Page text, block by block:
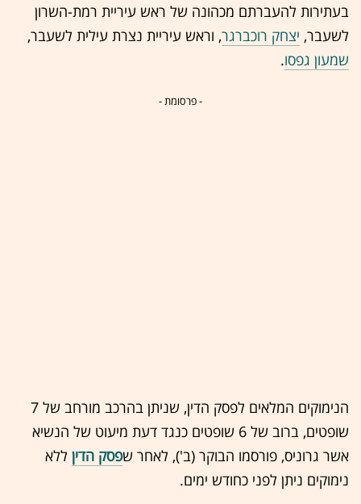
בעתירות להעברתם מכהונה של ראש עיריית רמת-השרון
לשעבר, יצחק רוכברגר, וראש עיריית נצרת עילית לשעבר,
שמעון גפסו.
- פרסומת -
הנימוקים המלאים לפסק הדין, שניתן בהרכב מורחב של 7
שופטים, ברוב של 6 שופטים כנגד דעת מיעוט של הנשיא
אשר גרוניס, פורסמו הבוקר (ב'), לאחר שפסק הדין ללא
נימוקים ניתן לפני כחודש ימים.